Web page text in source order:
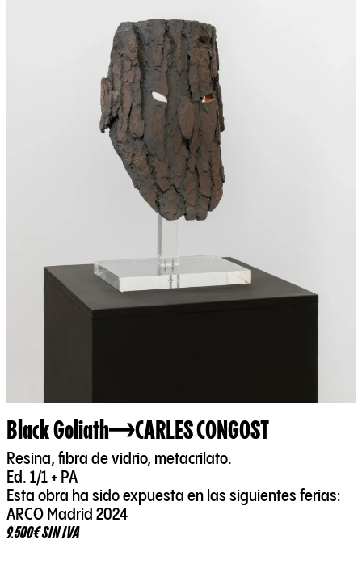
Black Goliath CARLES CONGOST
Resina, fibra de vidrio, metacrilato.
Ed. 1/1 + PA
Esta obra ha sido expuesta en las siguientes ferias:
ARCO Madrid 2024
9.500€ SIN IVA